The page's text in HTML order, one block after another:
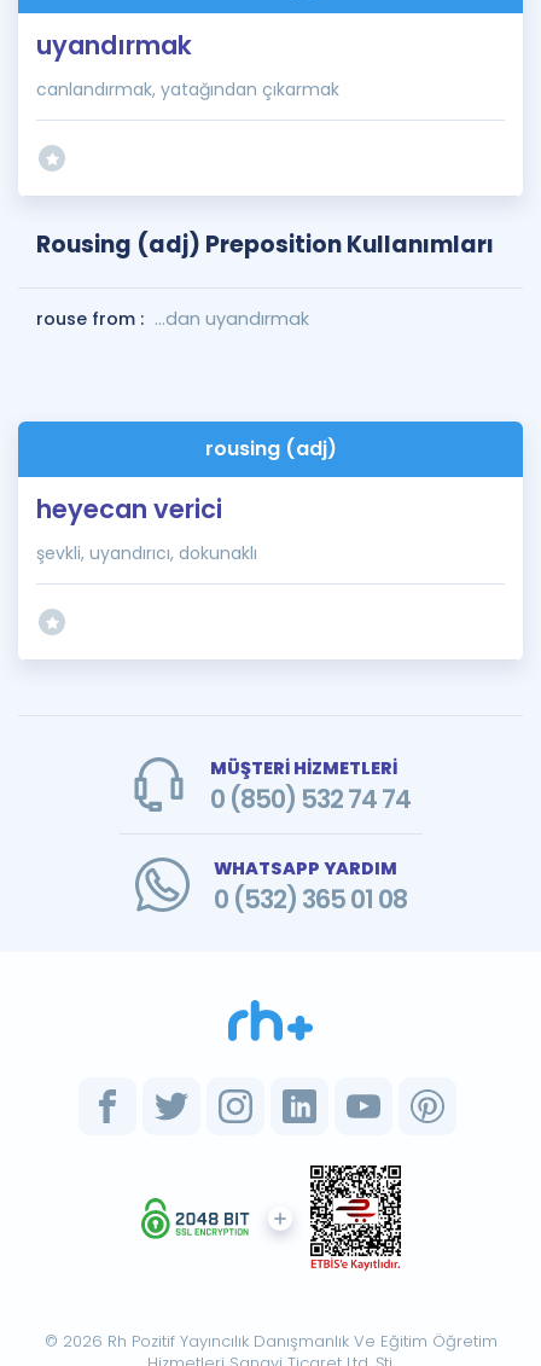
İngilizce Gramer
uyandırmak
canlandırmak, yatağından çıkarmak
Rousing (adj) Preposition Kullanımları
rouse from : ...dan uyandırmak
rousing (adj)
heyecan verici
şevkli, uyandırıcı, dokunaklı
MÜŞTERİ HİZMETLERİ
0 (850) 532 74 74
WHATSAPP YARDIM
0 (532) 365 01 08
© 2026 Rh Pozitif Yayıncılık Danışmanlık Ve Eğitim Öğretim